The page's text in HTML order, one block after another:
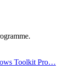
Toolkit Pro…